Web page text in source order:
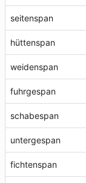
seitenspan
hüttenspan
weidenspan
fuhrgespan
schabespan
untergespan
fichtenspan